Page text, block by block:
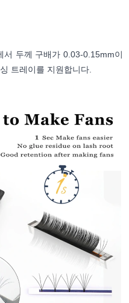
두께 구배가 0.03-0.15mm이
트레이를 지원합니다.